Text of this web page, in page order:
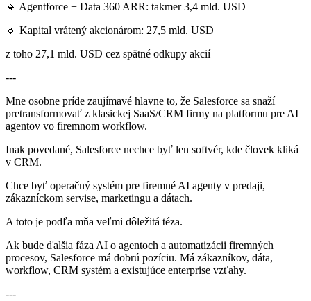
🔹 Agentforce + Data 360 ARR: takmer 3,4 mld. USD
🔹 Kapital vrátený akcionárom: 27,5 mld. USD
z toho 27,1 mld. USD cez spätné odkupy akcií
---
Mne osobne príde zaujímavé hlavne to, že Salesforce sa snaží
pretransformovať z klasickej SaaS/CRM firmy na platformu pre AI
agentov vo firemnom workflow.
Inak povedané, Salesforce nechce byť len softvér, kde človek kliká
v CRM.
Chce byť operačný systém pre firemné AI agenty v predaji,
zákazníckom servise, marketingu a dátach.
A toto je podľa mňa veľmi dôležitá téza.
Ak bude ďalšia fáza AI o agentoch a automatizácii firemných
procesov, Salesforce má dobrú pozíciu. Má zákazníkov, dáta,
workflow, CRM systém a existujúce enterprise vzťahy.
---